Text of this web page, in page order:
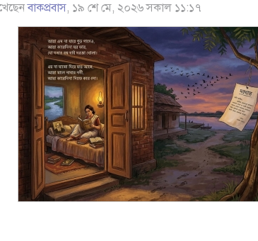
বাকপ্রবাস, ১৯ শে মে, ২০২৬ সকাল ১১:১৭